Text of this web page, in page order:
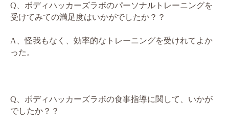
Q、ボディハッカーズラボのパーソナルトレーニングを
受けてみての満足度はいかがでしたか？？
A、怪我もなく、効率的なトレーニングを受けれてよか
った。
Q、ボディハッカーズラボの食事指導に関して、いかが
でしたか？？